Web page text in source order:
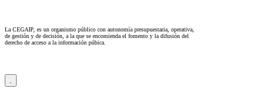
La CEGAIP, es un organismo público con autonomía presupuestaria, operativa,
de gestión y de decisión, a la que se encomienda el fomento y la difusión del
derecho de acceso a la información púbica.